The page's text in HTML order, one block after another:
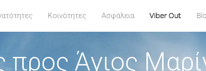
Κοινότητες Ασφάλεια Viber Out
προς Άγιος